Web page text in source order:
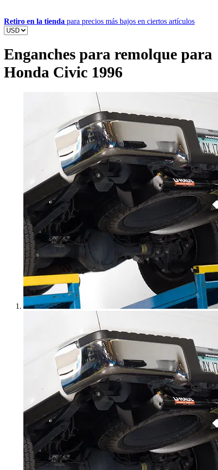
Retiro en la tienda para precios más bajos en ciertos artículos
Enganches para remolque para
Honda Civic 1996